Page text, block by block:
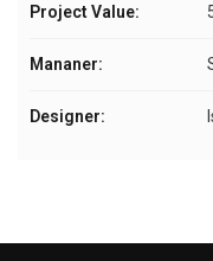
Project Value:
Mananer:
Designer: